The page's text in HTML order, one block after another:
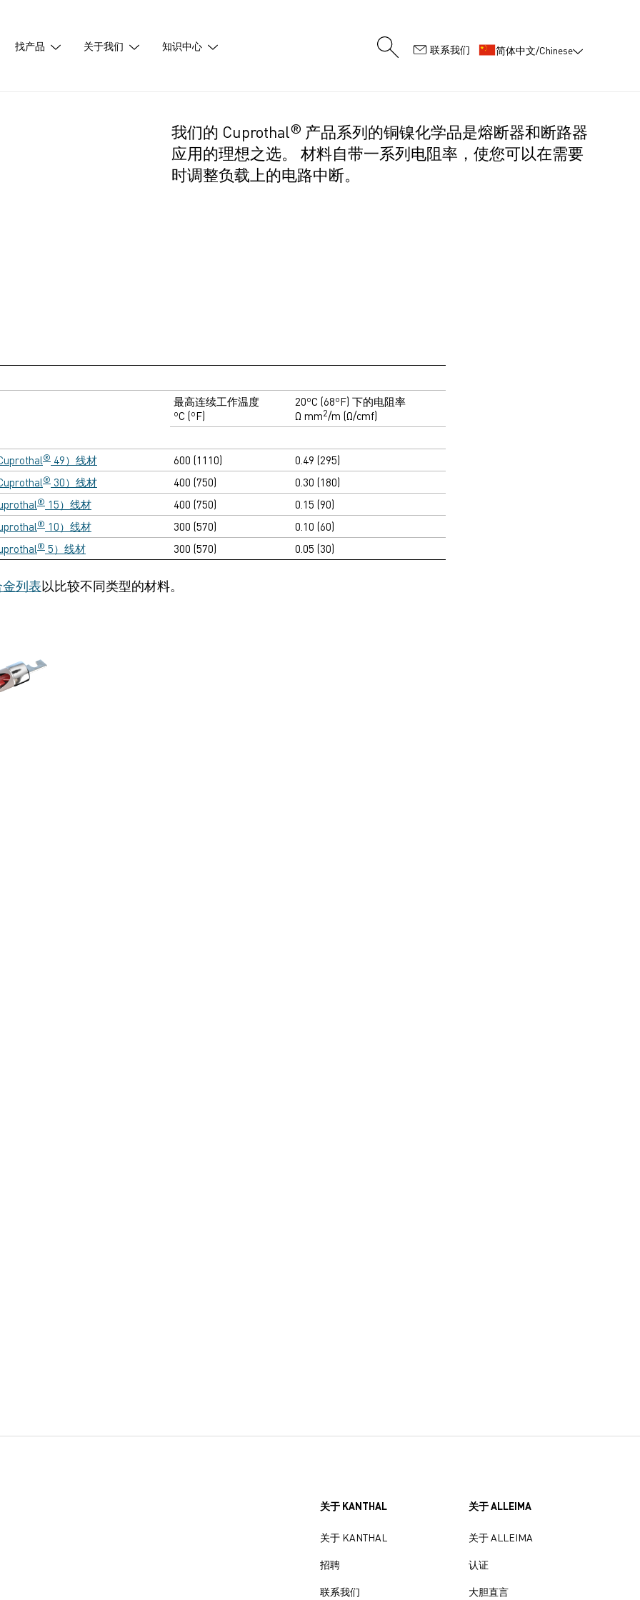
找产品 关于我们 知识中心 : 联系我们 简体中文/Chinese
我们的 Cuprothal® 产品系列的铜镍化学品是熔断器和断路器
应用的理想之选。 材料自带一系列电阻率，使您可以在需要
时调整负载上的电路中断。
最高连续工作温度
ºC (ºF)
20ºC (68ºF) 下的电阻率
Ω mm2/m (Ω/cmf)
® 49）线材 600 (1110)
0.49 (295)
® 30）线材 400 (750)
0.30 (180)
® 15）线材 400 (750)
0.15 (90)
® 10）线材 300 (570)
0.10 (60)
® 5）线材 300 (570) 0.05 (30)
列表以比较不同类型的材料。
关于 KANTHAL
关于 KANTHAL
招聘
联系我们
关于 ALLEIMA
关于 ALLEIMA
认证
大胆直言